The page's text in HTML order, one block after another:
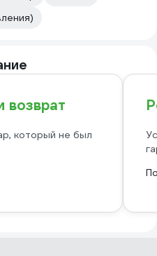
возврат
который не был